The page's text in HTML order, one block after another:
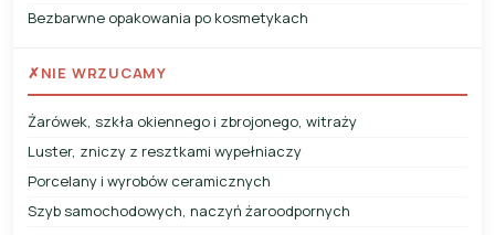
Bezbarwne opakowania po kosmetykach
✗NIE WRZUCAMY
Żarówek, szkła okiennego i zbrojonego, witraży
Luster, zniczy z resztkami wypełniaczy
Porcelany i wyrobów ceramicznych
Szyb samochodowych, naczyń żaroodpornych